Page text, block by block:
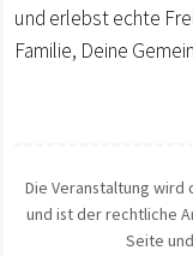
und erlebst echte
Familie, Deine
Die Veranstaltung wird
und ist der rechtliche
Seite